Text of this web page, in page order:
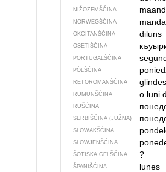
NIŽOZEMŠĆINA
NORWEGŠĆINA
OKCITANŠĆINA diluns
OSETIŠĆINA
PORTUGALŠĆINA
PÓLŠĆINA
RETOROMANŠĆINA
RUMUNŠĆINA o luni
RUŠĆINA
SERBIŠĆINA (JUŽNA)
SŁOWAKŠĆINA
SŁOWJENŠĆINA
ŠOTISKA GELŠĆINA ?
ŠPANIŠĆINA lunes